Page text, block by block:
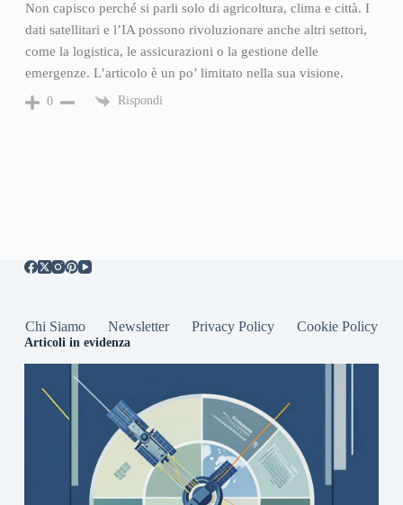
Non capisco perché si parli solo di agricoltura, clima e città. I
dati satellitari e l’IA possono rivoluzionare anche altri settori,
come la logistica, le assicurazioni o la gestione delle
emergenze. L’articolo è un po’ limitato nella sua visione.
0 Rispondi
Chi Siamo Newsletter Privacy Policy Cookie Policy
Articoli in evidenza